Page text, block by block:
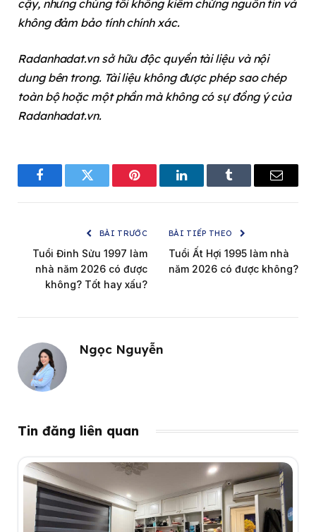
cậy, nhưng chúng tôi không kiểm chứng nguồn tin và
không đảm bảo tính chính xác.
Radanhadat.vn sở hữu độc quyền tài liệu và nội
dung bên trong. Tài liệu không được phép sao chép
toàn bộ hoặc một phần mà không có sự đồng ý của
Radanhadat.vn.
FacebookTwitter Pinterest LinkedInTumblr Email
BÀI TRƯỚC
Tuổi Đinh Sửu 1997 làm
nhà năm 2026 có được
không? Tốt hay xấu?
BÀI TIẾP THEO
Tuổi Ất Hợi 1995 làm nhà
năm 2026 có được không?
Ngọc Nguyễn
Tin đăng liên quan